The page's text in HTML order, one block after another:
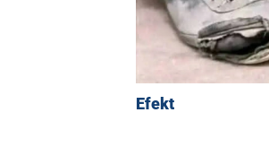
Efekt